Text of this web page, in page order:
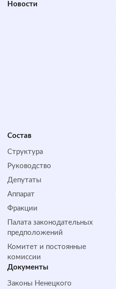
Новости
Состав
Структура
Руководство
Депутаты
Аппарат
Фракции
Палата законодательных
предположений
Комитет и постоянные
комиссии
Документы
Законы Ненецкого